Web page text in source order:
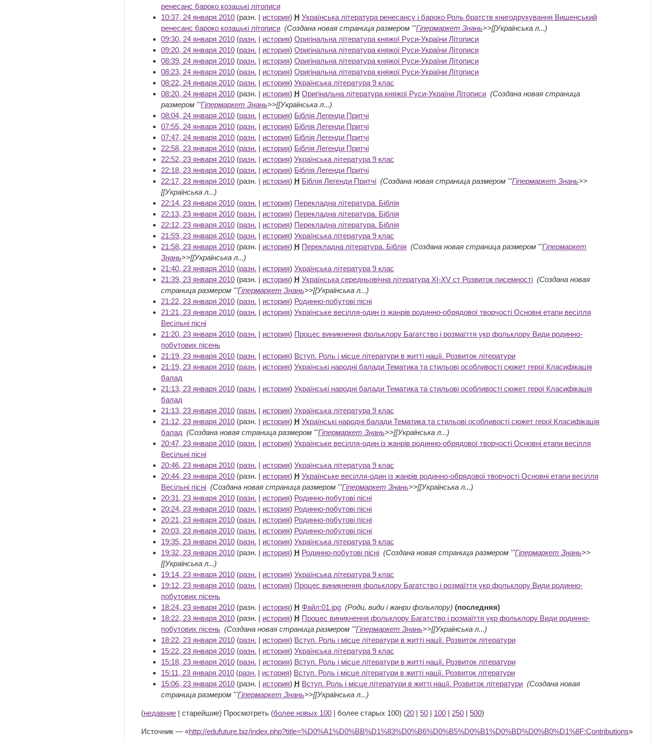
ренесанс бароко козацькі літописи
10:37, 24 января 2010 (разн. | история) Н Українська література ренесансу і бароко Роль братств книгодрукування Вишенський
ренесанс бароко козацькі літописи (Создана новая страница размером '''Гіпермаркет Знань>>[[Українська л...)
09:30, 24 января 2010 (разн. | история) Оригінальна література княжої Руси-України Літописи
09:20, 24 января 2010 (разн. | история) Оригінальна література княжої Руси-України Літописи
08:39, 24 января 2010 (разн. | история) Оригінальна література княжої Руси-України Літописи
08:23, 24 января 2010 (разн. | история) Оригінальна література княжої Руси-України Літописи
08:22, 24 января 2010 (разн. | история) Українська література 9 клас
08:20, 24 января 2010 (разн. | история) Н Оригінальна література княжої Руси-України Літописи (Создана новая страница
размером '''Гіпермаркет Знань>>[[Українська л...)
08:04, 24 января 2010 (разн. | история) Біблія Легенди Притчі
07:55, 24 января 2010 (разн. | история) Біблія Легенди Притчі
07:47, 24 января 2010 (разн. | история) Біблія Легенди Притчі
22:58, 23 января 2010 (разн. | история) Біблія Легенди Притчі
22:52, 23 января 2010 (разн. | история) Українська література 9 клас
22:18, 23 января 2010 (разн. | история) Біблія Легенди Притчі
22:17, 23 января 2010 (разн. | история) Н Біблія Легенди Притчі (Создана новая страница размером '''Гіпермаркет Знань>>
[[Українська л...)
22:14, 23 января 2010 (разн. | история) Перекладна література. Біблія
22:13, 23 января 2010 (разн. | история) Перекладна література. Біблія
22:12, 23 января 2010 (разн. | история) Перекладна література. Біблія
21:59, 23 января 2010 (разн. | история) Українська література 9 клас
21:58, 23 января 2010 (разн. | история) Н Перекладна література. Біблія (Создана новая страница размером '''Гіпермаркет
Знань>>[[Українська л...)
21:40, 23 января 2010 (разн. | история) Українська література 9 клас
21:39, 23 января 2010 (разн. | история) Н Українська середньовічна література XI-XV ст Розвиток писемності (Создана новая
страница размером '''Гіпермаркет Знань>>[[Українська л...)
21:22, 23 января 2010 (разн. | история) Родинно-побутові пісні
21:21, 23 января 2010 (разн. | история) Українське весілля-один із жанрів родинно-обрядової творчості Основні етапи весілля
Весільні пісні
21:20, 23 января 2010 (разн. | история) Процес виникнення фольклору Багатство і розмаїття укр фольклору Види родинно-
побутових пісень
21:19, 23 января 2010 (разн. | история) Вступ. Роль і місце літератури в житті нації. Розвиток літератури
21:19, 23 января 2010 (разн. | история) Українські народні балади Тематика та стильові особливості сюжет герої Класифікація
балад
21:13, 23 января 2010 (разн. | история) Українські народні балади Тематика та стильові особливості сюжет герої Класифікація
балад
21:13, 23 января 2010 (разн. | история) Українська література 9 клас
21:12, 23 января 2010 (разн. | история) Н Українські народні балади Тематика та стильові особливості сюжет герої Класифікація
балад (Создана новая страница размером '''Гіпермаркет Знань>>[[Українська л...)
20:47, 23 января 2010 (разн. | история) Українське весілля-один із жанрів родинно-обрядової творчості Основні етапи весілля
Весільні пісні
20:46, 23 января 2010 (разн. | история) Українська література 9 клас
20:44, 23 января 2010 (разн. | история) Н Українське весілля-один із жанрів родинно-обрядової творчості Основні етапи весілля
Весільні пісні (Создана новая страница размером '''Гіпермаркет Знань>>[[Українська л...)
20:31, 23 января 2010 (разн. | история) Родинно-побутові пісні
20:24, 23 января 2010 (разн. | история) Родинно-побутові пісні
20:21, 23 января 2010 (разн. | история) Родинно-побутові пісні
20:03, 23 января 2010 (разн. | история) Родинно-побутові пісні
19:35, 23 января 2010 (разн. | история) Українська література 9 клас
19:32, 23 января 2010 (разн. | история) Н Родинно-побутові пісні (Создана новая страница размером '''Гіпермаркет Знань>>
[[Українська л...)
19:14, 23 января 2010 (разн. | история) Українська література 9 клас
19:12, 23 января 2010 (разн. | история) Процес виникнення фольклору Багатство і розмаїття укр фольклору Види родинно-
побутових пісень
18:24, 23 января 2010 (разн. | история) Н Файл:01.jpg (Роди, види і жанри фольклору) (последняя)
18:22, 23 января 2010 (разн. | история) Н Процес виникнення фольклору Багатство і розмаїття укр фольклору Види родинно-
побутових пісень (Создана новая страница размером '''Гіпермаркет Знань>>[[Українська л...)
18:22, 23 января 2010 (разн. | история) Вступ. Роль і місце літератури в житті нації. Розвиток літератури
15:22, 23 января 2010 (разн. | история) Українська література 9 клас
15:18, 23 января 2010 (разн. | история) Вступ. Роль і місце літератури в житті нації. Розвиток літератури
15:11, 23 января 2010 (разн. | история) Вступ. Роль і місце літератури в житті нації. Розвиток літератури
15:06, 23 января 2010 (разн. | история) Н Вступ. Роль і місце літератури в житті нації. Розвиток літератури (Создана новая
страница размером '''Гіпермаркет Знань>>[[Українська л...)
(недавние | старейшие) Просмотреть (более новых 100 | более старых 100) (20 | 50 | 100 | 250 | 500)
Источник — «http://edufuture.biz/index.php?title=%D0%A1%D0%BB%D1%83%D0%B6%D0%B5%D0%B1%D0%BD%D0%B0%D1%8F:Contributions»